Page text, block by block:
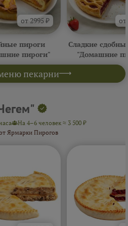
пекарни
от 2995 ₽
пироги
пироги"
от
Сладкие
"Домашние
На 4–6 человек ≈ 3 500 ₽
Ярмарки Пирогов